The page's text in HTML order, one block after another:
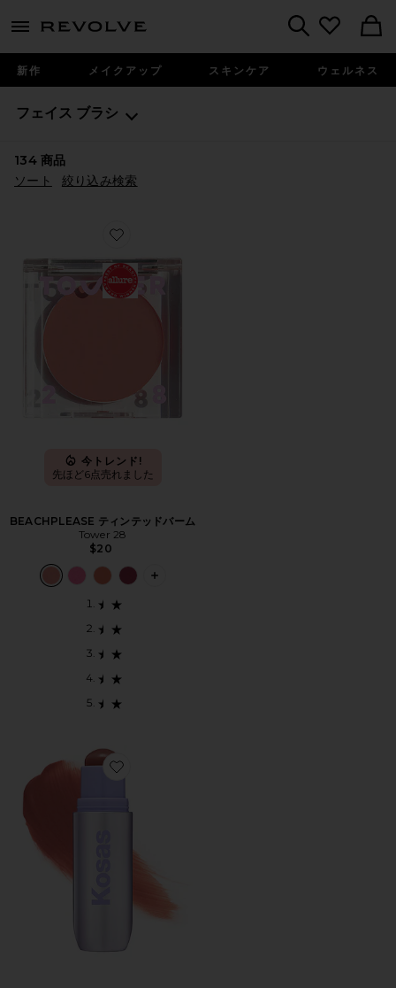
menu - shows more content
新作 メイクアップ スキンケア ウェルネス
フェイス ブラシ
134商品
ソート
絞り込み検索
Favorite BEACHPLEASE ティンテッドバーム
今トレンド!
先ほど6点売れました
BEACHPLEASE ティンテッドバーム
Tower 28
$20
PLUS ICON TO SEE MORE OPTIONS
Favorite IMPRESSIONIST MULTISTICK CREAM